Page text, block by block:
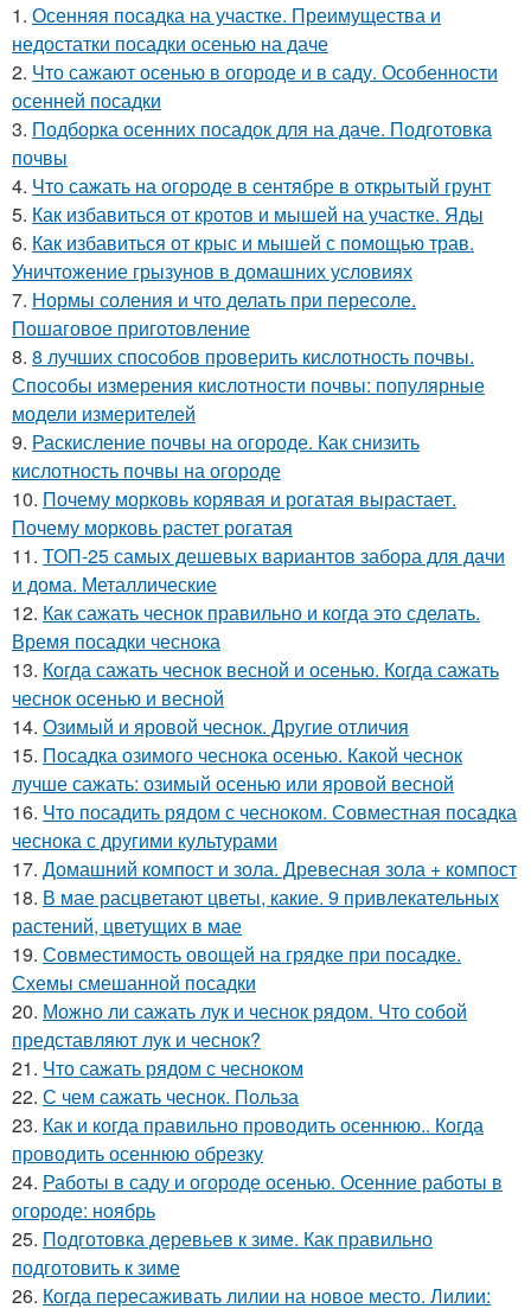
1. Осенняя посадка на участке. Преимущества и
недостатки посадки осенью на даче
2. Что сажают осенью в огороде и в саду. Особенности
осенней посадки
3. Подборка осенних посадок для на даче. Подготовка
почвы
4. Что сажать на огороде в сентябре в открытый грунт
5. Как избавиться от кротов и мышей на участке. Яды
6. Как избавиться от крыс и мышей с помощью трав.
Уничтожение грызунов в домашних условиях
7. Нормы соления и что делать при пересоле.
Пошаговое приготовление
8. 8 лучших способов проверить кислотность почвы.
Способы измерения кислотности почвы: популярные
модели измерителей
9. Раскисление почвы на огороде. Как снизить
кислотность почвы на огороде
10. Почему морковь корявая и рогатая вырастает.
Почему морковь растет рогатая
11. ТОП-25 самых дешевых вариантов забора для дачи
и дома. Металлические
12. Как сажать чеснок правильно и когда это сделать.
Время посадки чеснока
13. Когда сажать чеснок весной и осенью. Когда сажать
чеснок осенью и весной
14. Озимый и яровой чеснок. Другие отличия
15. Посадка озимого чеснока осенью. Какой чеснок
лучше сажать: озимый осенью или яровой весной
16. Что посадить рядом с чесноком. Совместная посадка
чеснока с другими культурами
17. Домашний компост и зола. Древесная зола + компост
18. В мае расцветают цветы, какие. 9 привлекательных
растений, цветущих в мае
19. Совместимость овощей на грядке при посадке.
Схемы смешанной посадки
20. Можно ли сажать лук и чеснок рядом. Что собой
представляют лук и чеснок?
21. Что сажать рядом с чесноком
22. С чем сажать чеснок. Польза
23. Как и когда правильно проводить осеннюю.. Когда
проводить осеннюю обрезку
24. Работы в саду и огороде осенью. Осенние работы в
огороде: ноябрь
25. Подготовка деревьев к зиме. Как правильно
подготовить к зиме
26. Когда пересаживать лилии на новое место. Лилии: